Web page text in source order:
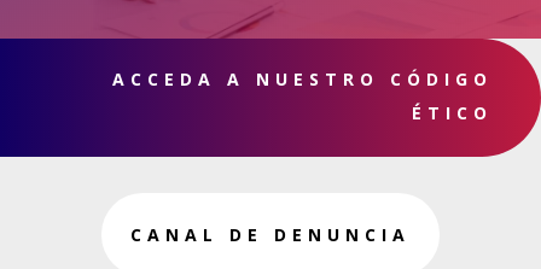
ACCEDA A NUESTRO CÓDIGO
ÉTICO
CANAL DE DENUNCIA